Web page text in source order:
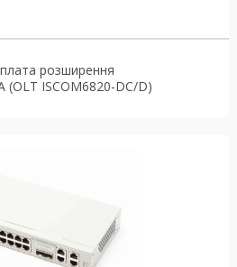
розширення
(OLT ISCOM6820-DC/D)